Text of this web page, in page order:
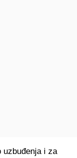
uzbuđenja i za